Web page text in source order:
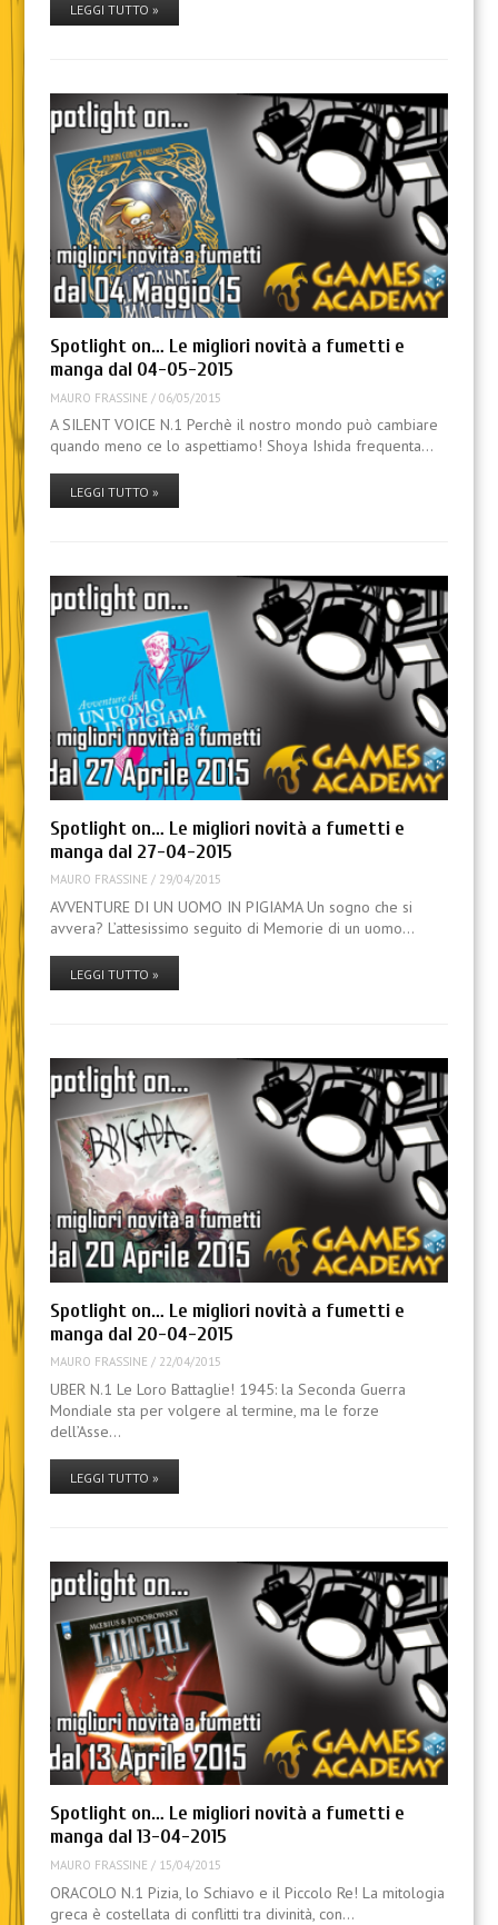
LEGGI TUTTO »
Spotlight on… Le migliori novità a fumetti e
manga dal 04-05-2015
MAURO FRASSINE / 06/05/2015
A SILENT VOICE N.1 Perchè il nostro mondo può cambiare
quando meno ce lo aspettiamo! Shoya Ishida frequenta…
LEGGI TUTTO »
Spotlight on… Le migliori novità a fumetti e
manga dal 27-04-2015
MAURO FRASSINE / 29/04/2015
AVVENTURE DI UN UOMO IN PIGIAMA Un sogno che si
avvera? L’attesissimo seguito di Memorie di un uomo…
LEGGI TUTTO »
Spotlight on… Le migliori novità a fumetti e
manga dal 20-04-2015
MAURO FRASSINE / 22/04/2015
UBER N.1 Le Loro Battaglie! 1945: la Seconda Guerra
Mondiale sta per volgere al termine, ma le forze
dell’Asse…
LEGGI TUTTO »
Spotlight on… Le migliori novità a fumetti e
manga dal 13-04-2015
MAURO FRASSINE / 15/04/2015
ORACOLO N.1 Pizia, lo Schiavo e il Piccolo Re! La mitologia
greca è costellata di conflitti tra divinità, con…